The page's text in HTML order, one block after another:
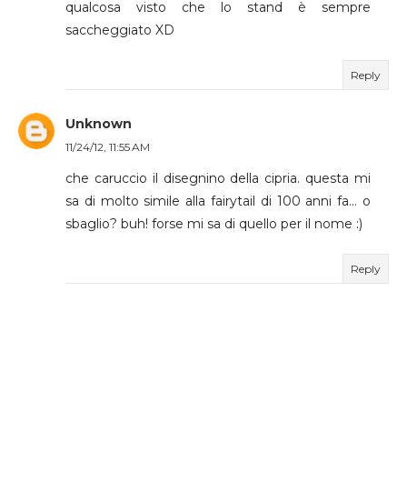
qualcosa visto che lo stand è sempre
saccheggiato XD
Reply
Unknown
11/24/12, 11:55 AM
che caruccio il disegnino della cipria. questa mi
sa di molto simile alla fairytail di 100 anni fa... o
sbaglio? buh! forse mi sa di quello per il nome :)
Reply